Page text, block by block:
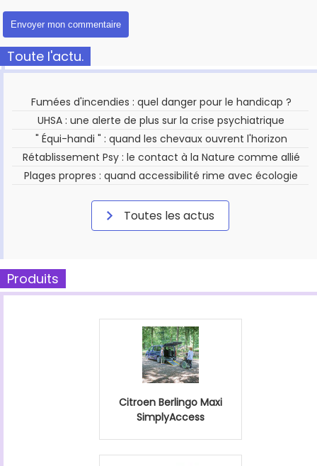
Toute l'actu.
Fumées d'incendies : quel danger pour le handicap ?
UHSA : une alerte de plus sur la crise psychiatrique
" Équi-handi " : quand les chevaux ouvrent l'horizon
Rétablissement Psy : le contact à la Nature comme allié
Plages propres : quand accessibilité rime avec écologie
Toutes les actus
Produits
Citroen Berlingo Maxi
SimplyAccess